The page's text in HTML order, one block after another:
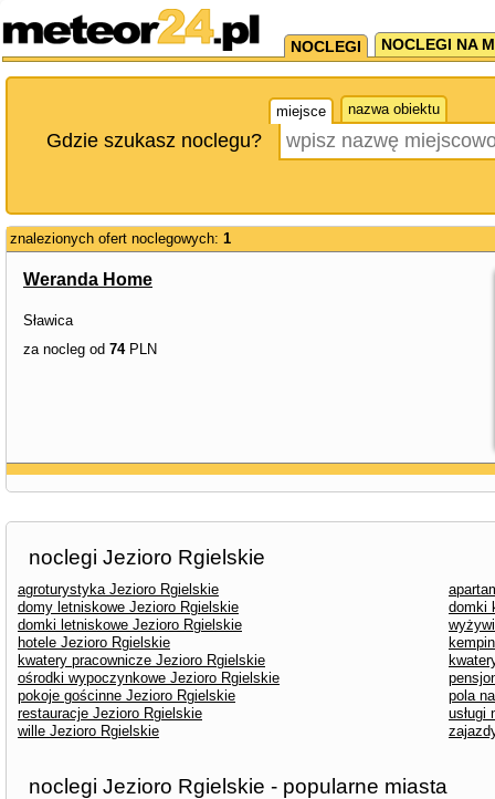
NOCLEGI NOCLEGI NA
miejsce nazwa obiektu
Gdzie szukasz noclegu?
znalezionych ofert noclegowych: 1
Weranda Home
Sławica
za nocleg od 74PLN
noclegi Jezioro Rgielskie
agroturystyka Jezioro Rgielskie
domy letniskowe Jezioro Rgielskie
domki
domki letniskowe Jezioro Rgielskie
hotele Jezioro Rgielskie
kwatery pracownicze Jezioro Rgielskie
ośrodki wypoczynkowe Jezioro Rgielskie
pokoje gościnne Jezioro Rgielskie
pola
restauracje Jezioro Rgielskie
usługi
wille Jezioro Rgielskie
noclegi Jezioro Rgielskie - popularne miasta